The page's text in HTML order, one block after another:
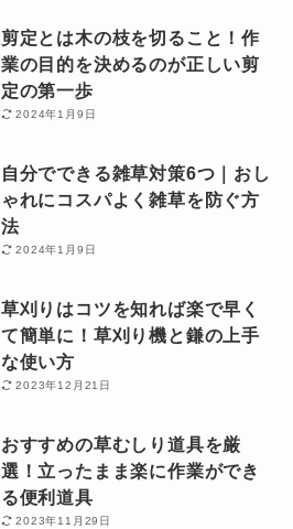
剪定とは木の枝を切ること！作
業の目的を決めるのが正しい剪
定の第一歩
2024年1月9日
自分でできる雑草対策6つ｜おし
ゃれにコスパよく雑草を防ぐ方
法
2024年1月9日
草刈りはコツを知れば楽で早く
て簡単に！草刈り機と鎌の上手
な使い方
2023年12月21日
おすすめの草むしり道具を厳
選！立ったまま楽に作業ができ
る便利道具
2023年11月29日